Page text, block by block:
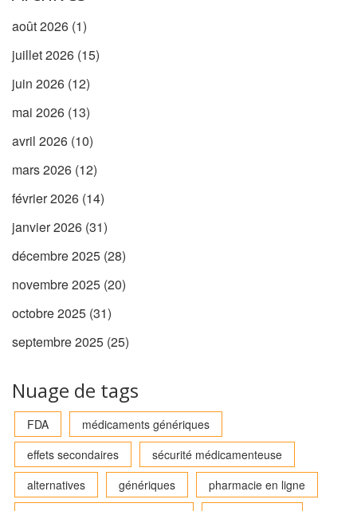
août 2026 (1)
juillet 2026 (15)
juin 2026 (12)
mai 2026 (13)
avril 2026 (10)
mars 2026 (12)
février 2026 (14)
janvier 2026 (31)
décembre 2025 (28)
novembre 2025 (20)
octobre 2025 (31)
septembre 2025 (25)
Nuage de tags
FDA
médicaments génériques
effets secondaires
sécurité médicamenteuse
alternatives
génériques
pharmacie en ligne